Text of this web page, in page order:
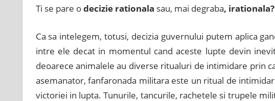
Ti se pare odecizie rationala sau, mai degraba, irationala?
Ca sa intelegem, totusi, decizia guvernului putem aplica
intre ele decat in momentul cand aceste lupte devin
deoarece animalele au diverse ritualuri de intimidare prin
asemanator, fanfaronada militara este un ritual de
victoriei in lupta. Tunurile, tancurile, rachetele si trupele